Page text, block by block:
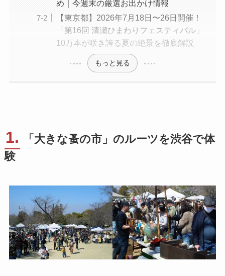
め｜今週末の厳選お出かけ情報
【東京都】2026年7月18日〜26日開催！
「第16回 清瀬ひまわりフェスティバル」
10万本が咲き誇る夏の絶景を徹底解説
もっと見る
1.
「大きな蚤の市」のルーツを渋谷で体
験